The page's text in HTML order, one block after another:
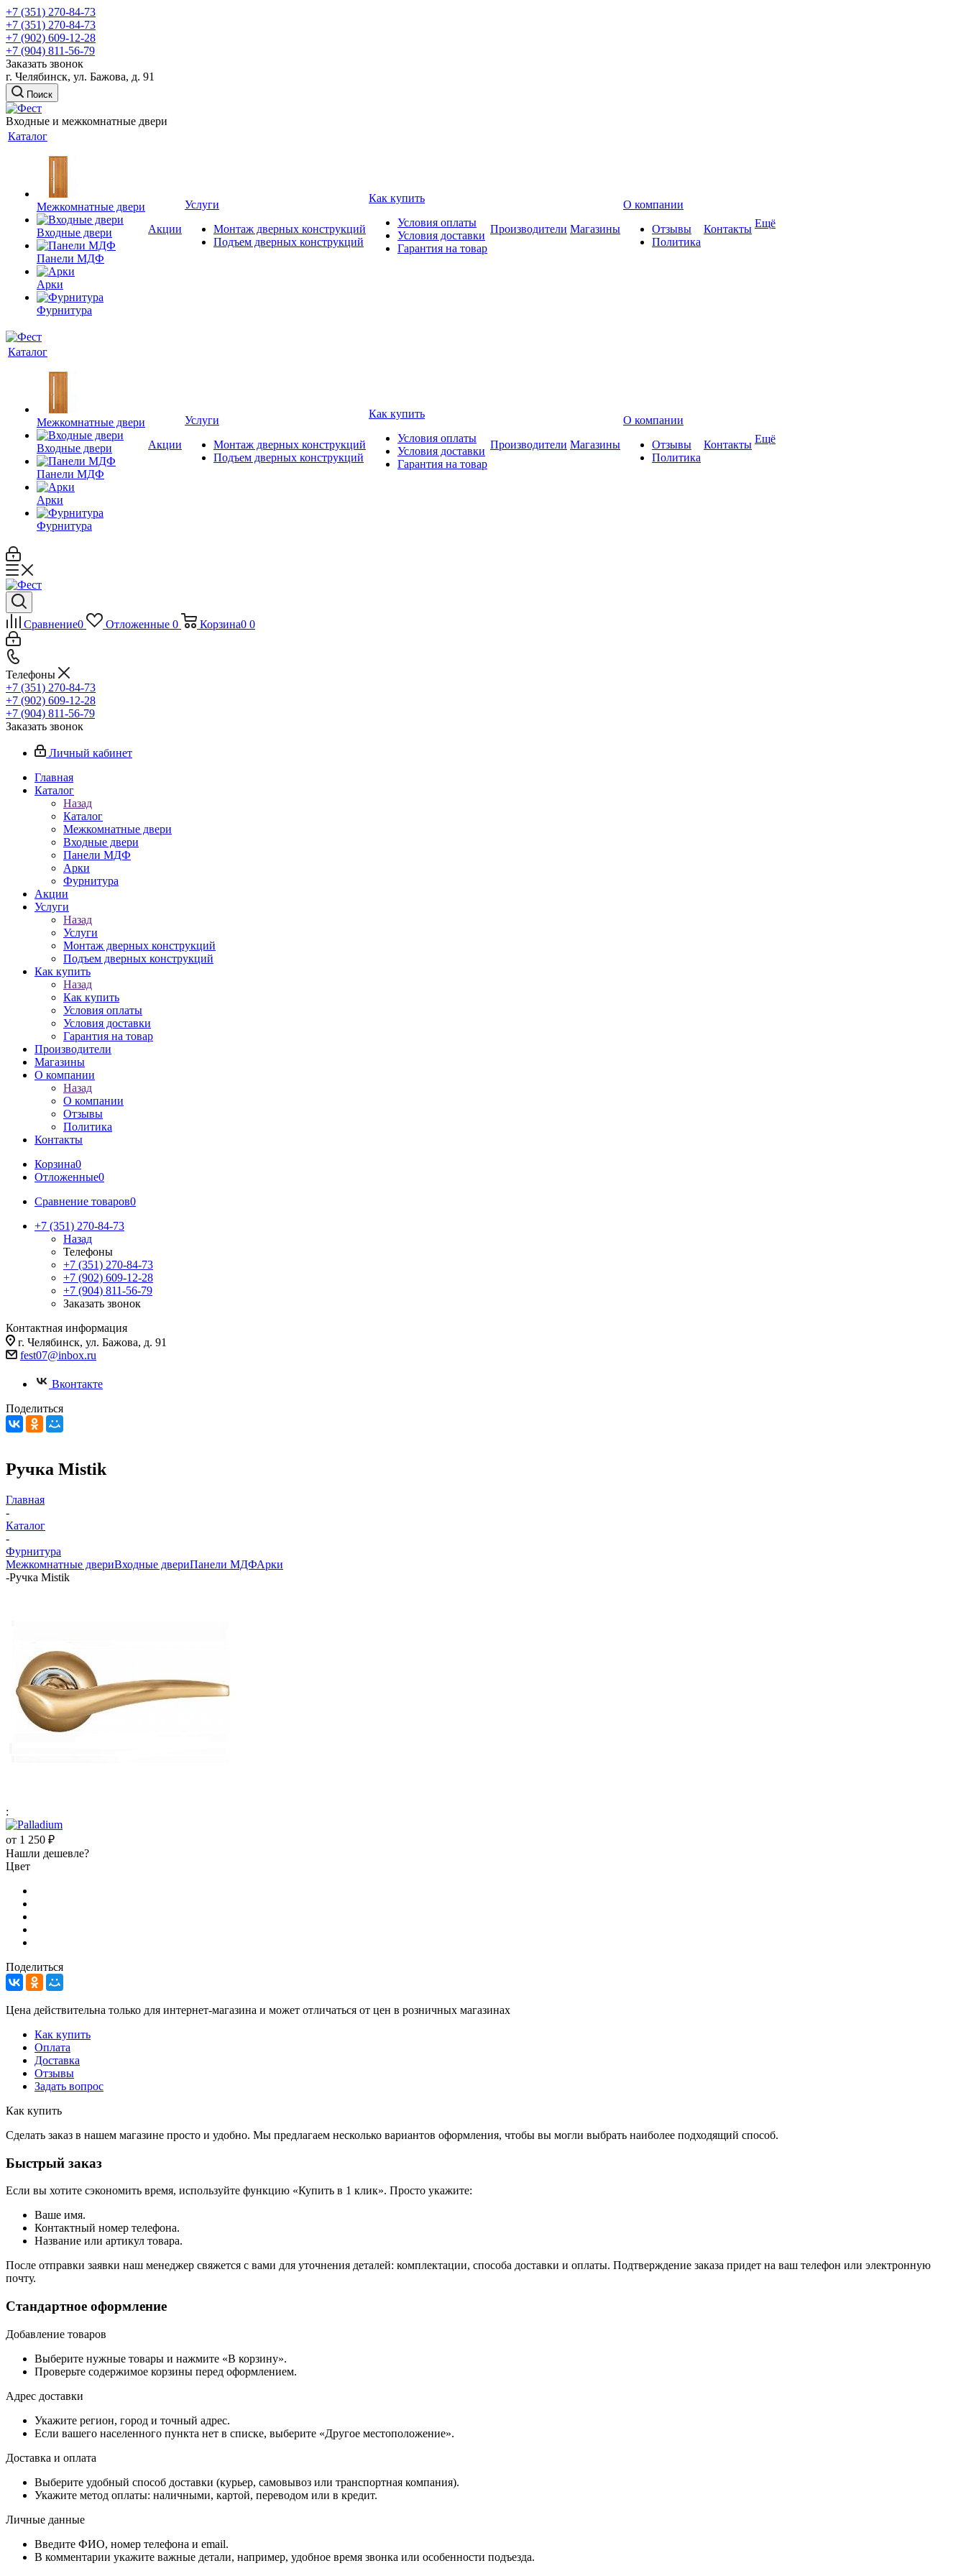
+7 (351) 270-84-73
+7 (351) 270-84-73
+7 (902) 609-12-28
+7 (904) 811-56-79
Заказать звонок
г. Челябинск, ул. Бажова, д. 91
Поиск
Входные и межкомнатные двери
Каталог
Межкомнатные двери
Входные двери
Панели МДФ
Арки
Фурнитура
Акции
Услуги
Монтаж дверных конструкций
Подъем дверных конструкций
Как купить
Условия оплаты
Условия доставки
Гарантия на товар
Производители Магазины
О компании
Отзывы
Политика
Контакты Ещё
Каталог
Межкомнатные двери
Входные двери
Панели МДФ
Арки
Фурнитура
Акции
Услуги
Монтаж дверных конструкций
Подъем дверных конструкций
Как купить
Условия оплаты
Условия доставки
Гарантия на товар
Производители Магазины
О компании
Отзывы
Политика
Контакты Ещё
Сравнение0 Отложенные 0 Корзина0 0
Телефоны
+7 (351) 270-84-73
+7 (902) 609-12-28
+7 (904) 811-56-79
Заказать звонок
Личный кабинет
Главная
Каталог
Назад
Каталог
Межкомнатные двери
Входные двери
Панели МДФ
Арки
Фурнитура
Акции
Услуги
Назад
Услуги
Монтаж дверных конструкций
Подъем дверных конструкций
Как купить
Назад
Как купить
Условия оплаты
Условия доставки
Гарантия на товар
Производители
Магазины
О компании
Назад
О компании
Отзывы
Политика
Контакты
Корзина0
Отложенные0
Сравнение товаров0
+7 (351) 270-84-73
Назад
Телефоны
+7 (351) 270-84-73
+7 (902) 609-12-28
+7 (904) 811-56-79
Заказать звонок
Контактная информация
г. Челябинск, ул. Бажова, д. 91
fest07@inbox.ru
Вконтакте
Поделиться
Ручка Mistik
Главная
-
Каталог
-
Фурнитура
Межкомнатные двериВходные двериПанели МДФАрки
-Ручка Mistik
:
от 1 250 ₽
Нашли дешевле?
Цвет
Поделиться
Цена действительна только для интернет-магазина и может отличаться от цен в розничных магазинах
Как купить
Оплата
Доставка
Отзывы
Задать вопрос
Как купить
Сделать заказ в нашем магазине просто и удобно. Мы предлагаем несколько вариантов оформления, чтобы вы могли выбрать наиболее подходящий способ.
Быстрый заказ
Если вы хотите сэкономить время, используйте функцию «Купить в 1 клик». Просто укажите:
Ваше имя.
Контактный номер телефона.
Название или артикул товара.
После отправки заявки наш менеджер свяжется с вами для уточнения деталей: комплектации, способа доставки и оплаты. Подтверждение заказа придет на ваш телефон или электронную
почту.
Стандартное оформление
Добавление товаров
Выберите нужные товары и нажмите «В корзину».
Проверьте содержимое корзины перед оформлением.
Адрес доставки
Укажите регион, город и точный адрес.
Если вашего населенного пункта нет в списке, выберите «Другое местоположение».
Доставка и оплата
Выберите удобный способ доставки (курьер, самовывоз или транспортная компания).
Укажите метод оплаты: наличными, картой, переводом или в кредит.
Личные данные
Введите ФИО, номер телефона и email.
В комментарии укажите важные детали, например, удобное время звонка или особенности подъезда.